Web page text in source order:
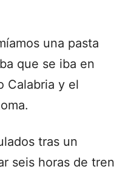
una pasta
que se iba en
Calabria y el
tras un
seis horas de tren